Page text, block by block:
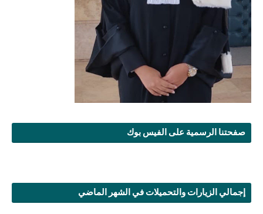
صفحتنا الرسمية على الفيس بوك
إجمالي الزيارات والتحميلات في الشهر الماضي